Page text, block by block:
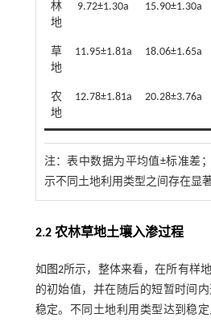
林
地
9.72±1.30a 15.90±1.30a
草
地
11.95±1.81a 18.06±1.65a
农
地
12.78±1.81a 20.28±3.76a
注：表中数据为平均值±标准差
示不同土地利用类型之间存在显
2.2 农林草地土壤入渗过程
如 图2所示，整体来看，在所有样
的初始值，并在随后的短暂时间
稳定。不同土地利用类型达到稳